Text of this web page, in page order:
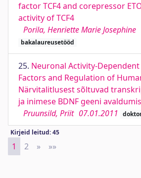
factor TCF4 and corepressor
activity of TCF4
Porila, Henriette Marie Josephine
bakalaureusetööd
25. Neuronal Activity-
Factors and Regulation of
Närvitalitlusest sõltuvad
ja inimese BDNF geeni
Pruunsild, Priit 07.01.2011
Kirjeid leitud: 45
1 2 » Next
»»